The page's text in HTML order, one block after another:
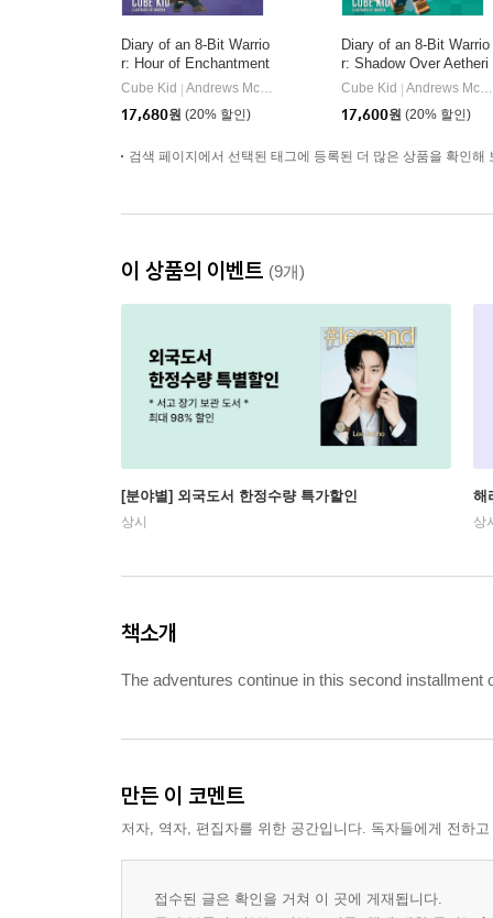
Diary of an 8-Bit Warrio
r: Hour of Enchantment
Volume 8
Cube Kid
Andrews McMeel Publishing
17,680원 (20% 할인)
Diary of an 8-Bit Warrio
r: Shadow Over Aetheri
a: An Unofficial Minecra
ft Adventure Volume 7
Cube Kid
Andrews McMeel Publishing
17,600원 (20% 할인)
검색 페이지에서 선택된 태그에 등록된 더 많은 상품을 확인해
이 상품의 이벤트 (9개)
[분야별] 외국도서 한정수량 특가할인
상시
해
상
책소개
The adventures continue in this second
만든 이 코멘트
저자, 역자, 편집자를 위한 공간입니다. 독자들에게 전하
접수된 글은 확인을 거쳐 이 곳에 게재됩니다.